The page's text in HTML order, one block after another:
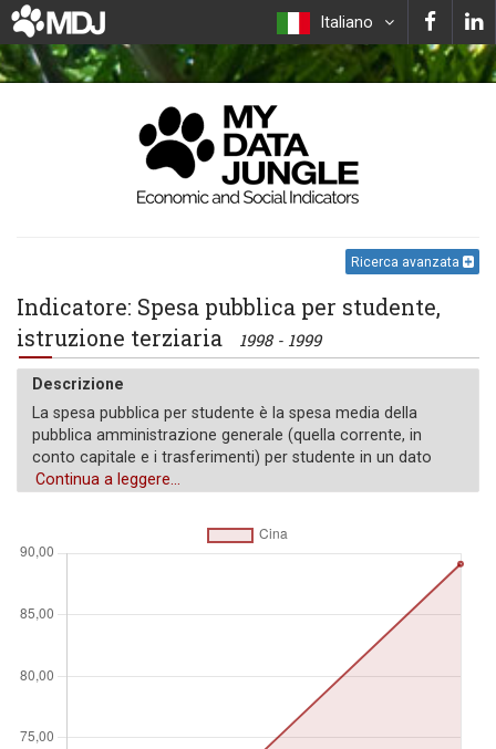
Italiano
Ricerca avanzata
Indicatore: Spesa pubblica per studente,
istruzione terziaria
1998 - 1999
Descrizione
La spesa pubblica per studente è la spesa media della
pubblica amministrazione generale (quella corrente, in
conto capitale e i trasferimenti) per studente in un dato
livello di istruzione, espressa come percentuale del Pil pro
%
Continua a leggere...